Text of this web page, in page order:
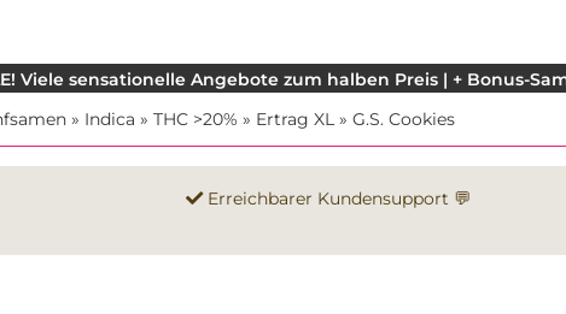
Viele sensationelle Angebote zum halben Preis | + Bonus-
» Indica » THC >20% » Ertrag XL » G.S. Cookies
Erreichbarer Kundensupport 💬